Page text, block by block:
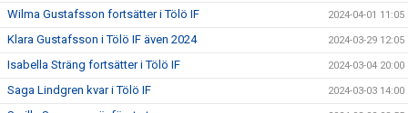
Wilma Gustafsson fortsätter i Tölö IF 2024-04-01 11:05
Klara Gustafsson i Tölö IF även 2024 2024-03-29 12:05
Isabella Sträng fortsätter i Tölö IF 2024-03-04 20:00
Saga Lindgren kvar i Tölö IF 2024-03-03 14:00